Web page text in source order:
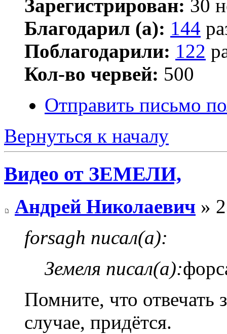
Зарегистрирован: 30
Благодарил (а): 144
Поблагодарили: 122
Кол-во червей: 500
Отправить письмо
Вернуться к началу
Видео от ЗЕМЕЛИ,
Андрей Николаевич »
forsagh писал(а):
Земеля писал(а):
Помните, что отвечать
случае, придётся.